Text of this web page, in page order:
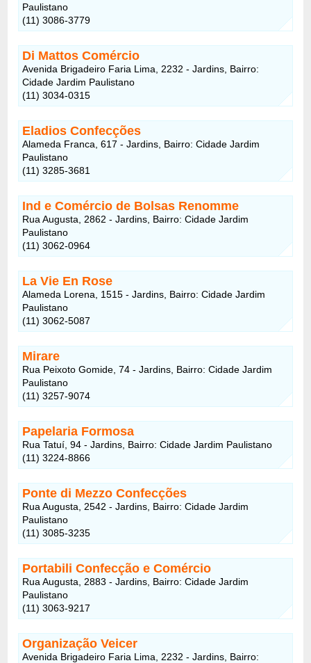
Paulistano
(11) 3086-3779
Di Mattos Comércio
Avenida Brigadeiro Faria Lima, 2232 - Jardins, Bairro:
Cidade Jardim Paulistano
(11) 3034-0315
Eladios Confecções
Alameda Franca, 617 - Jardins, Bairro: Cidade Jardim
Paulistano
(11) 3285-3681
Ind e Comércio de Bolsas Renomme
Rua Augusta, 2862 - Jardins, Bairro: Cidade Jardim
Paulistano
(11) 3062-0964
La Vie En Rose
Alameda Lorena, 1515 - Jardins, Bairro: Cidade Jardim
Paulistano
(11) 3062-5087
Mirare
Rua Peixoto Gomide, 74 - Jardins, Bairro: Cidade Jardim
Paulistano
(11) 3257-9074
Papelaria Formosa
Rua Tatuí, 94 - Jardins, Bairro: Cidade Jardim Paulistano
(11) 3224-8866
Ponte di Mezzo Confecções
Rua Augusta, 2542 - Jardins, Bairro: Cidade Jardim
Paulistano
(11) 3085-3235
Portabili Confecção e Comércio
Rua Augusta, 2883 - Jardins, Bairro: Cidade Jardim
Paulistano
(11) 3063-9217
Organização Veicer
Avenida Brigadeiro Faria Lima, 2232 - Jardins, Bairro: